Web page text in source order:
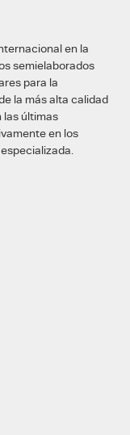
en la
semielaborados
para la
la más alta calidad
las últimas
en los